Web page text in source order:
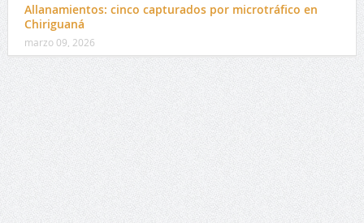
Allanamientos: cinco capturados por microtráfico en
Chiriguaná
marzo 09, 2026